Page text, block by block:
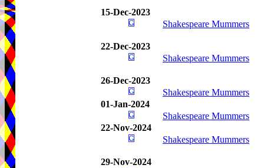
15-Dec-2023
Shakespeare Mummers
22-Dec-2023
Shakespeare Mummers
26-Dec-2023
Shakespeare Mummers
01-Jan-2024
Shakespeare Mummers
22-Nov-2024
Shakespeare Mummers
29-Nov-2024